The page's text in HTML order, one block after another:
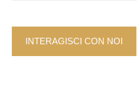
INTERAGISCI CON NOI